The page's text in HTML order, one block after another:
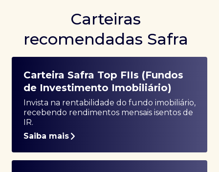
Carteiras
recomendadas Safra
Carteira Safra Top FIIs (Fundos
de Investimento Imobiliário)
Invista na rentabilidade do fundo imobiliário,
recebendo rendimentos mensais isentos de
IR.
Saiba mais